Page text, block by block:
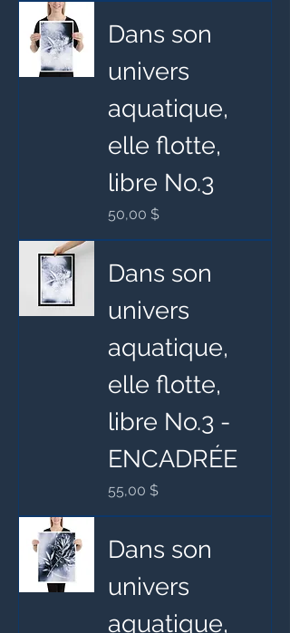
Dans son
univers
aquatique,
elle flotte,
libre No.3
Prix
50,00 $
Dans son
univers
aquatique,
elle flotte,
libre No.3 -
ENCADRÉE
Prix
55,00 $
Dans son
univers
aquatique,